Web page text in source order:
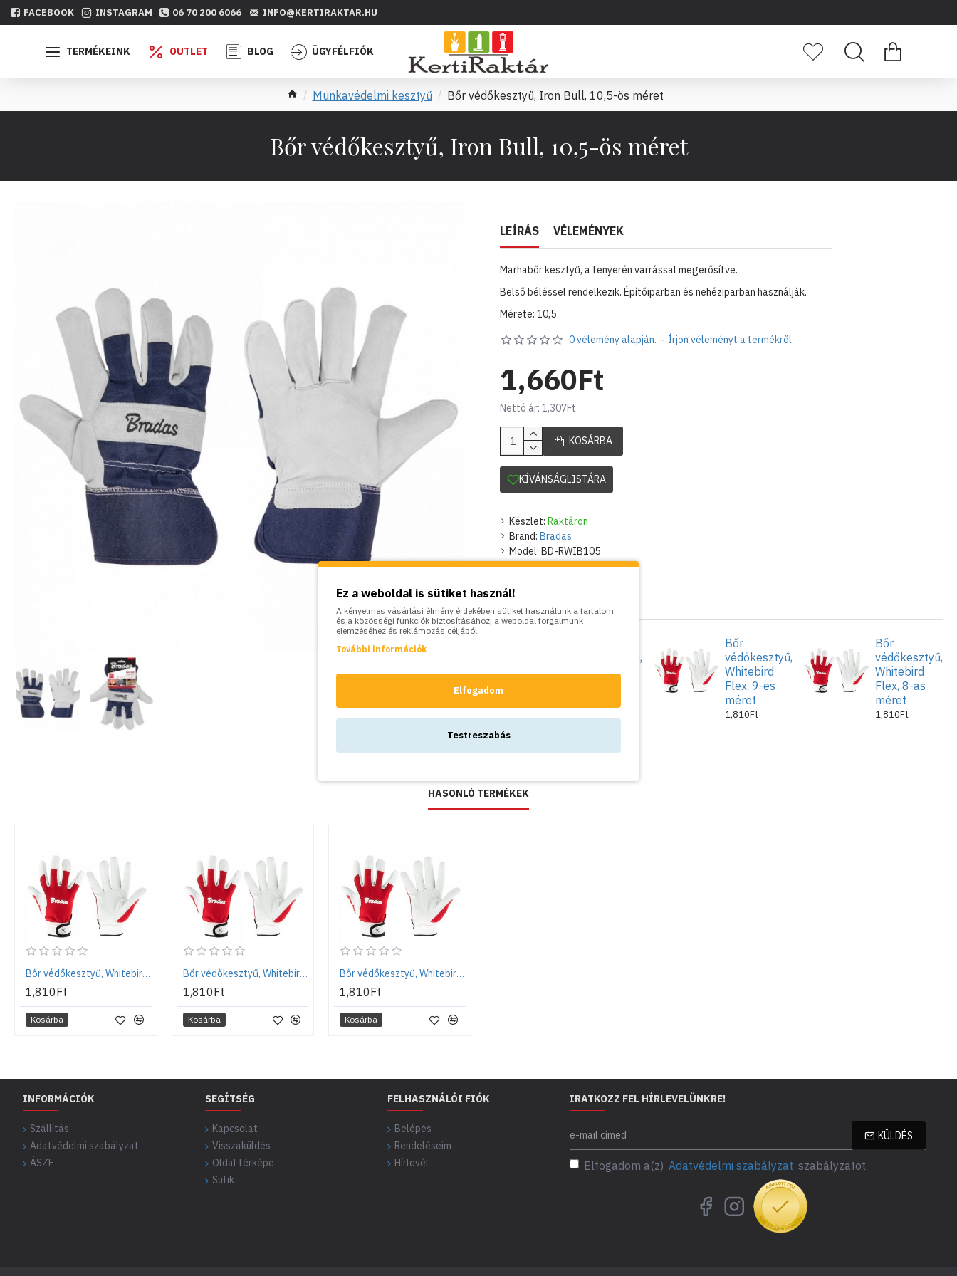
FACEBOOK INSTAGRAM 06 70 200 6066 INFO@KERTIRAKTAR.HU
TERMÉKEINK OUTLET BLOG ÜGYFÉLFIÓK
Munkavédelmi kesztyű Bőr védőkesztyű, Iron Bull, 10,5-ös méret
Bőr védőkesztyű, Iron Bull, 10,5-ös méret
LEÍRÁS VÉLEMÉNYEK
Marhabőr kesztyű, a tenyerén varrással megerősítve.
Belső béléssel rendelkezik. Építőiparban és nehéziparban használják.
Mérete: 10,5
Készlet: Raktáron
Brand: Bradas
Model: BD-RWIB105
Súly:0.20kg
0 vélemény alapján. - Írjon véleményt a termékről
1,660Ft
Nettó ár: 1,307Ft
KOSÁRBA
KÍVÁNSÁGLISTÁRA
SZÍNVARIÁCIÓK:
védőkesztyű,
Whitebird
Bőr
védőkesztyű,
Whitebird
Flex, 9-es
méret
1,810Ft
Bőr
védőkesztyű,
Whitebird
Flex, 8-as
méret
1,810Ft
HASONLÓ TERMÉKEK
Bőr védőkesztyű, Whitebird Flex, 10-es méret
1,810Ft
Kosárba
Bőr védőkesztyű, Whitebird Flex, 9-es méret
1,810Ft
Kosárba
Bőr védőkesztyű, Whitebird Flex, 8-as méret
1,810Ft
Kosárba
INFORMÁCIÓK
Szállítás
Adatvédelmi szabályzat
ÁSZF
SEGÍTSÉG
Kapcsolat
Visszaküldés
Oldal térképe
Sütik
FELHASZNÁLÓI FIÓK
Belépés
Rendeléseim
Hírlevél
IRATKOZZ FEL HÍRLEVELÜNKRE!
KÜLDÉS
Elfogadom a(z) Adatvédelmi szabályzat szabályzatot.
Ez a weboldal is sütiket használ!
A kényelmes vásárlási élmény érdekében sütiket használunk a tartalom
és a közösségi funkciók biztosításához, a weboldal forgalmunk
elemzéséhez és reklámozás céljából.
További információk
Elfogadom
Testreszabás